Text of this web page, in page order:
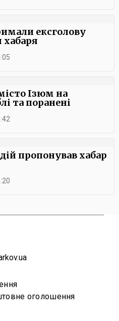
ексголову
Ізюм на
та поранені
пропонував хабар
оголошення